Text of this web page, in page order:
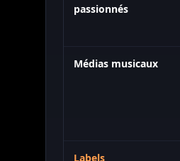
passionnés
Médias musicaux
Labels